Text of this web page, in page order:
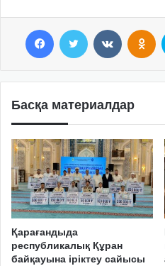
Басқа материалдар
Қарағандыда
республикалық Құран
байқауына іріктеу сайысы